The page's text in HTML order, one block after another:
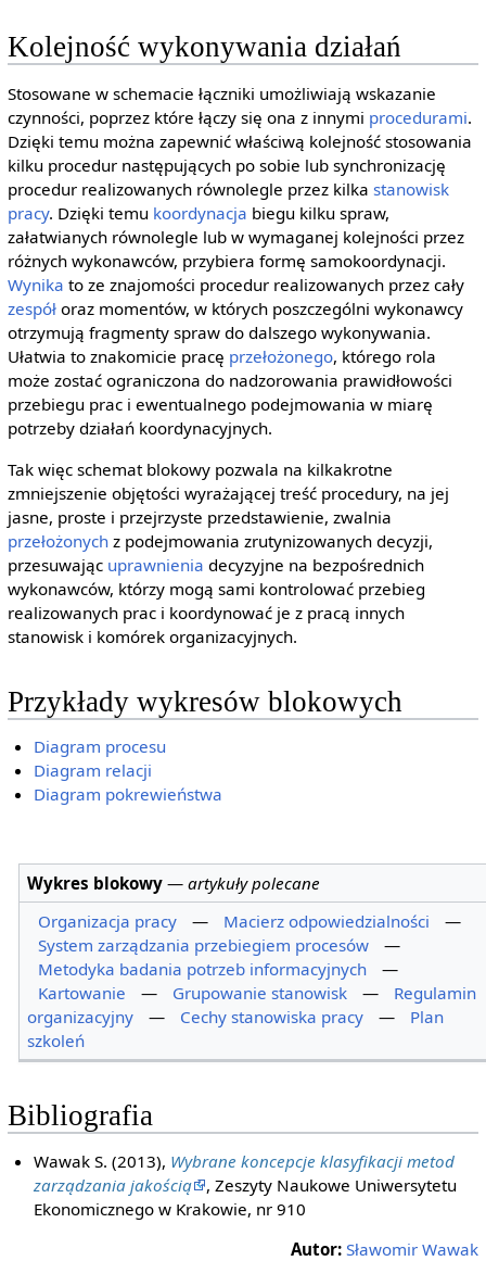
Kolejność wykonywania działań
Stosowane w schemacie łączniki umożliwiają wskazanie
czynności, poprzez które łączy się ona z innymi procedurami.
Dzięki temu można zapewnić właściwą kolejność stosowania
kilku procedur następujących po sobie lub synchronizację
procedur realizowanych równolegle przez kilka stanowisk
pracy. Dzięki temu koordynacja biegu kilku spraw,
załatwianych równolegle lub w wymaganej kolejności przez
różnych wykonawców, przybiera formę samokoordynacji.
Wynika to ze znajomości procedur realizowanych przez cały
zespółoraz momentów, w których poszczególni wykonawcy
otrzymują fragmenty spraw do dalszego wykonywania.
Ułatwia to znakomicie pracę przełożonego, którego rola
może zostać ograniczona do nadzorowania prawidłowości
przebiegu prac i ewentualnego podejmowania w miarę
potrzeby działań koordynacyjnych.
Tak więc schemat blokowy pozwala na kilkakrotne
zmniejszenie objętości wyrażającej treść procedury, na jej
jasne, proste i przejrzyste przedstawienie, zwalnia
przełożonychz podejmowania zrutynizowanych decyzji,
przesuwając uprawnienia decyzyjne na bezpośrednich
wykonawców, którzy mogą sami kontrolować przebieg
realizowanych prac i koordynować je z pracą innych
stanowisk i komórek organizacyjnych.
Przykłady wykresów blokowych
Diagram procesu
Diagram relacji
Diagram pokrewieństwa
Wykres blokowy —artykuły polecane
Organizacja pracy
— Macierz odpowiedzialności
—
System zarządzania przebiegiem procesów
—
Metodyka badania potrzeb informacyjnych
—
Kartowanie
— Grupowanie stanowisk —
Regulamin
organizacyjny
— Cechy stanowiska pracy —
Plan
szkoleń
Bibliografia
Wawak S. (2013), Wybrane koncepcje klasyfikacji metod
zarządzania jakością
, Zeszyty Naukowe Uniwersytetu
Ekonomicznego w Krakowie, nr 910
Autor: Sławomir Wawak